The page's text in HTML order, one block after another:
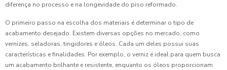
diferença no processo e na longevidade do piso reformado.
O primeiro passo na escolha dos materiais é determinar o tipo de
acabamento desejado. Existem diversas opções no mercado, como
vernizes, seladoras, tingidores e óleos. Cada um deles possui suas
características e finalidades. Por exemplo, o verniz é ideal para quem busca
um acabamento brilhante e resistente, enquanto os óleos proporcionam